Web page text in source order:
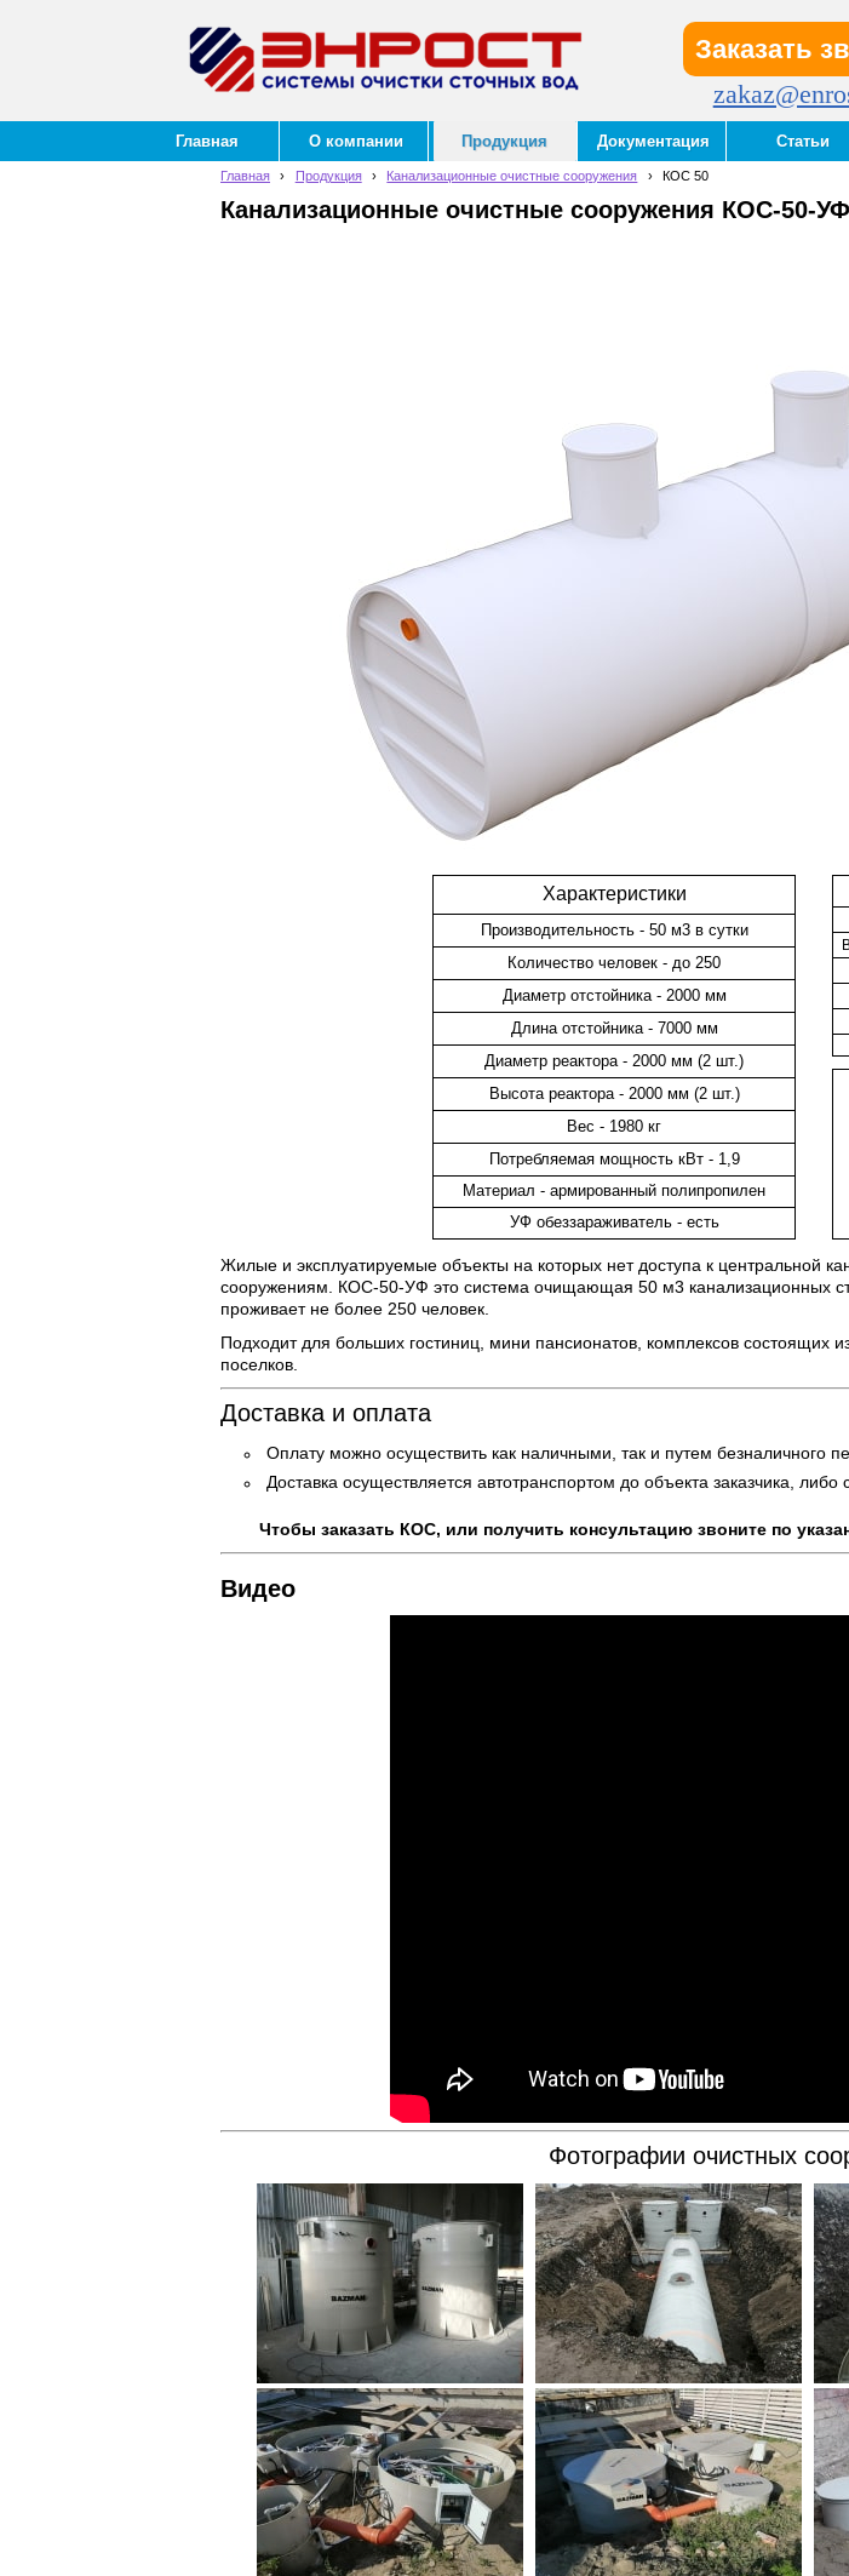
Заказать
Главная О компании Продукция Документация Статьи
Главная › Продукция › Канализационные очистные сооружения › КОС 50
Канализационные очистные сооружения КОС-50-УФ
Характеристики
Производительность - 50 м3 в сутки
Количество человек - до 250
Диаметр отстойника - 2000 мм
Длина отстойника - 7000 мм
Диаметр реактора - 2000 мм (2 шт.)
Высота реактора - 2000 мм (2 шт.)
Вес - 1980 кг
Потребляемая мощность кВт - 1,9
Материал - армированный полипропилен
УФ обеззараживатель - есть
Жилые и эксплуатируемые объекты на которых нет доступа к центральной
сооружениям. КОС-50-УФ это система очищающая 50 м3 канализационных
проживает не более 250 человек.
Подходит для больших гостиниц, мини пансионатов, комплексов состоящих
поселков.
Доставка и оплата
Оплату можно осуществить как наличными, так и путем безналичного
Доставка осуществляется автотранспортом до объекта заказчика,
Чтобы заказать КОС, или получить консультацию звоните по
Видео
Фотографии очистных